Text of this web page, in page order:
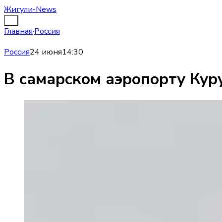
Жигули-News
Главная·Россия
Россия24 июня14:30
В самарском аэропорту